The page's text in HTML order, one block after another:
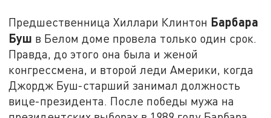
Предшественница Хиллари Клинтон Барбара
Буш в Белом доме провела только один срок.
Правда, до этого она была и женой
конгрессмена, и второй леди Америки, когда
Джордж Буш-старший занимал должность
вице-президента. После победы мужа на